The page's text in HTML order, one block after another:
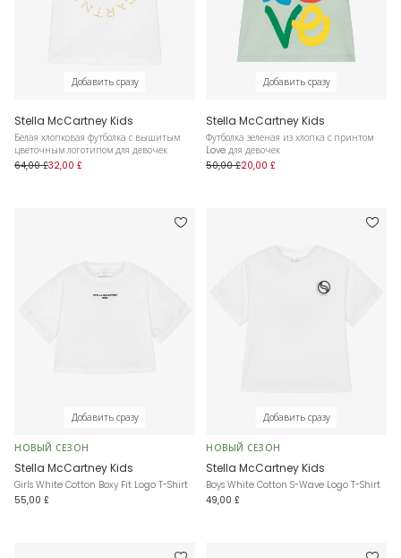
Добавить сразу
Stella McCartney Kids
Белая хлопковая футболка с вышитым
цветочным логотипом для девочек
64,00 £32,00 £
Добавить сразу
Stella McCartney Kids
Футболка зеленая из хлопка с принтом
Love для девочек
50,00 £20,00 £
Добавить сразу
НОВЫЙ СЕЗОН
Stella McCartney Kids
Girls White Cotton Boxy Fit Logo T-Shirt
55,00 £
Добавить сразу
НОВЫЙ СЕЗОН
Stella McCartney Kids
Boys White Cotton S-Wave Logo T-Shirt
49,00 £